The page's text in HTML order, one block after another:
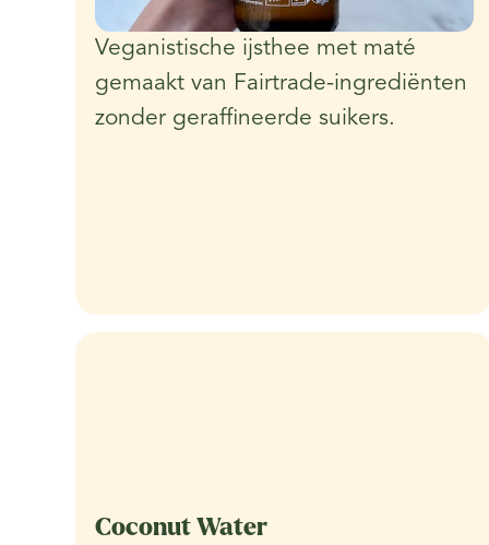
Veganistische ijsthee met maté
gemaakt van Fairtrade-ingrediënten
zonder geraffineerde suikers.
Coconut Water